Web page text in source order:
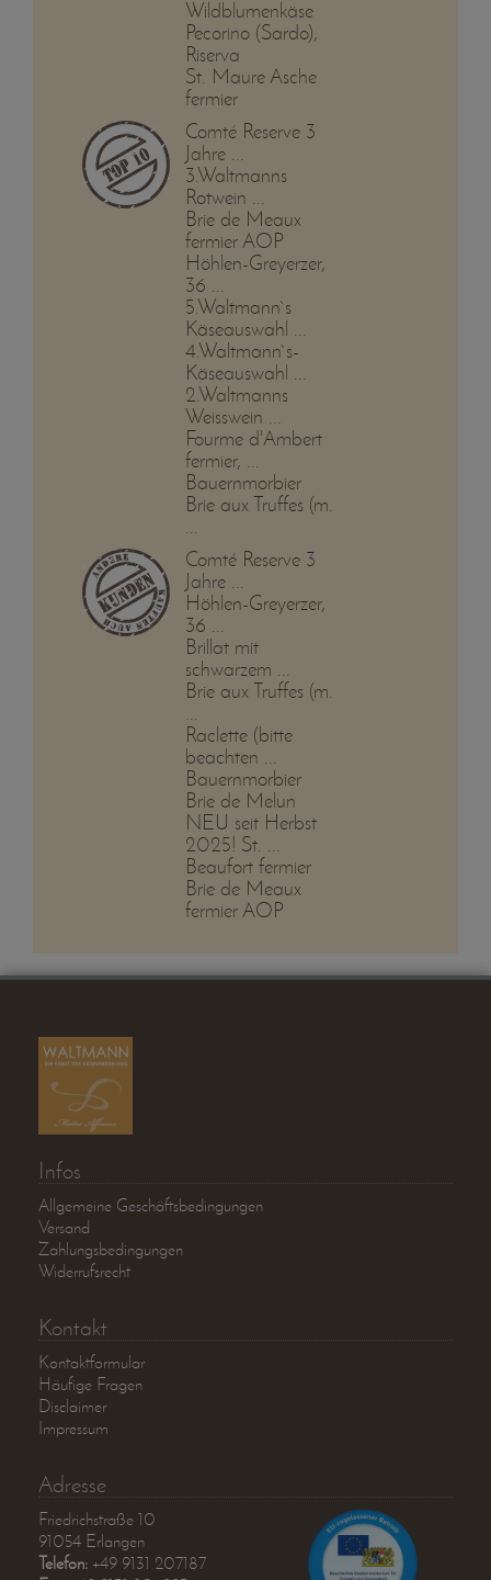
Wildblumenkäse
Pecorino (Sardo),
Riserva
St. Maure Asche
fermier
Comté Reserve 3
Jahre ...
3.Waltmanns
Rotwein ...
Brie de Meaux
fermier AOP
Höhlen-Greyerzer,
36 ...
5.Waltmann`s
Käseauswahl ...
4.Waltmann`s-
Käseauswahl ...
2.Waltmanns
Weisswein ...
Fourme d'Ambert
fermier, ...
Bauernmorbier
Brie aux Truffes (m.
...
Comté Reserve 3
Jahre ...
Höhlen-Greyerzer,
36 ...
Brillat mit
schwarzem ...
Brie aux Truffes (m.
...
Raclette (bitte
beachten ...
Bauernmorbier
Brie de Melun
NEU seit Herbst
2025! St. ...
Beaufort fermier
Brie de Meaux
fermier AOP
Infos
Allgemeine Geschäftsbedingungen
Versand
Zahlungsbedingungen
Widerrufsrecht
Kontakt
Kontaktformular
Häufige Fragen
Disclaimer
Impressum
Adresse
Friedrichstraße 10
91054 Erlangen
Telefon: +49 9131 207187